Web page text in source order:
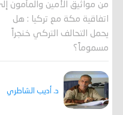
من مواثيق الأمين والمأمون
اتفاقية مكة مع تركيا : هل
يحمل التحالف التركي خنجراً
مسموماً؟
د. أديب الشاطري